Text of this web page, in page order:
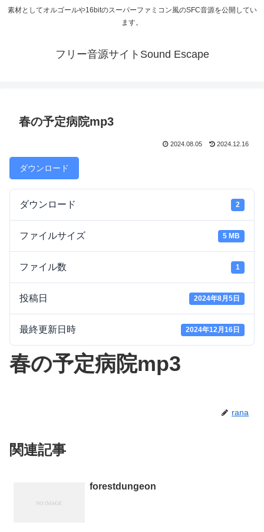
素材としてオルゴールや16bitのスーパーファミコン風のSFC音源を公開してい
ます。
フリー音源サイトSound Escape
春の予定病院mp3
2024.08.05 2024.12.16
ダウンロード
ダウンロード 2
ファイルサイズ 5 MB
ファイル数 1
投稿日 2024年8月5日
最終更新日時 2024年12月16日
春の予定病院mp3
rana
関連記事
forestdungeon